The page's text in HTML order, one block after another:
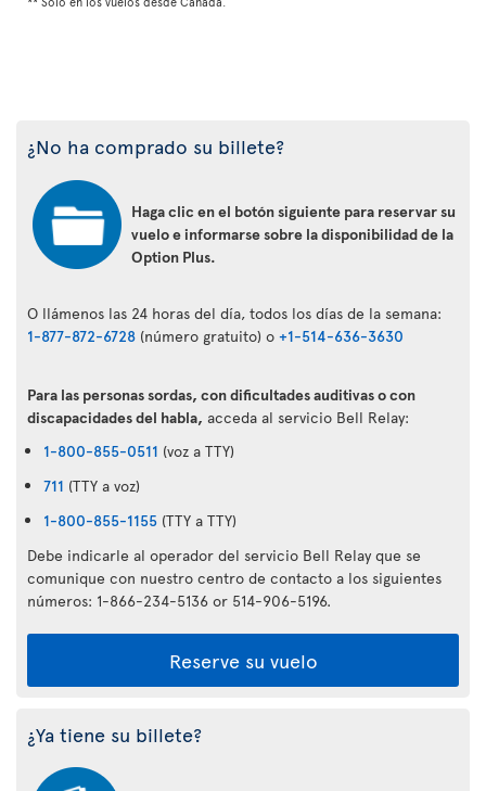
¿No ha comprado su billete?
Haga clic en el botón siguiente para reservar su
vuelo e informarse sobre la disponibilidad de la
Option Plus.
O llámenos las 24 horas del día, todos los días de la semana:
1-877-872-6728 (número gratuito) o +1-514-636-3630
Para las personas sordas, con dificultades auditivas o con
discapacidades del habla, acceda al servicio Bell Relay:
1-800-855-0511 (voz a TTY)
711 (TTY a voz)
1-800-855-1155 (TTY a TTY)
Debe indicarle al operador del servicio Bell Relay que se
comunique con nuestro centro de contacto a los siguientes
números: 1-866-234-5136 or 514-906-5196.
Reserve su vuelo
¿Ya tiene su billete?